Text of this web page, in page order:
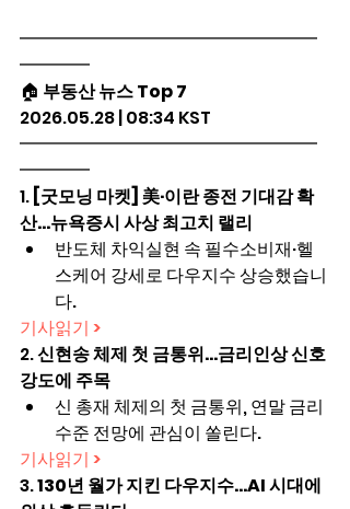
━━━━━━━━━━━━━━━━━
━━━━
🏠 부동산 뉴스 Top 7
2026.05.28 | 08:34 KST
━━━━━━━━━━━━━━━━━
━━━━
1. [굿모닝 마켓] 美·이란 종전 기대감 확
산…뉴욕증시 사상 최고치 랠리
반도체 차익실현 속 필수소비재·헬
스케어 강세로 다우지수 상승했습니
다.
기사읽기 >
2. 신현송 체제 첫 금통위…금리인상 신호
강도에 주목
신 총재 체제의 첫 금통위, 연말 금리
수준 전망에 관심이 쏠린다.
기사읽기 >
3. 130년 월가 지킨 다우지수…AI 시대에